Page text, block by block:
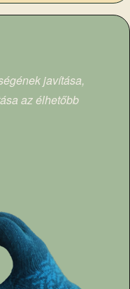
javítása,
az élhetőbb